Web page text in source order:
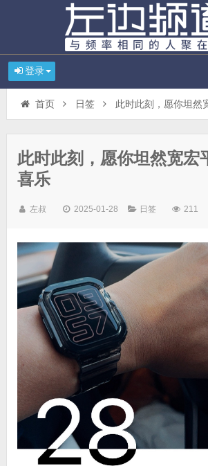
登录
首页 日签 此时此刻，愿你坦然
此时此刻，愿你坦然宽宏
喜乐
左叔 2025-01-28 日签 211